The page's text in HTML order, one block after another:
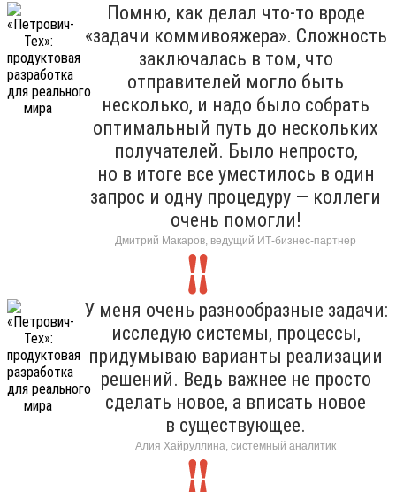
Помню, как делал что-то вроде
«задачи коммивояжера». Сложность
заключалась в том, что
отправителей могло быть
несколько, и надо было собрать
оптимальный путь до нескольких
получателей. Было непросто,
но в итоге все уместилось в один
запрос и одну процедуру — коллеги
очень помогли!
Дмитрий Макаров, ведущий ИТ-бизнес-партнер
У меня очень разнообразные задачи:
исследую системы, процессы,
придумываю варианты реализации
решений. Ведь важнее не просто
сделать новое, а вписать новое
в существующее.
Алия Хайруллина, системный аналитик